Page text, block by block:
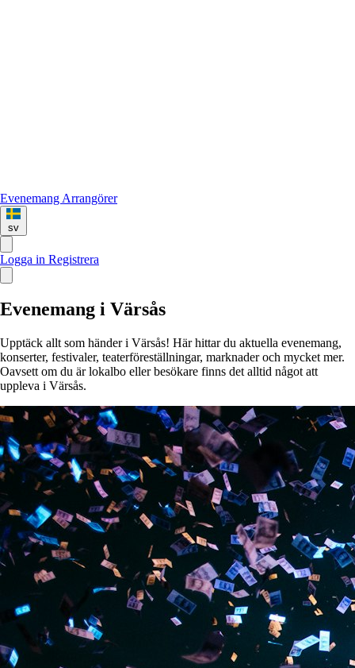
Evenemang Arrangörer
sv
Logga in Registrera
Evenemang i Värsås
Upptäck allt som händer i Värsås! Här hittar du aktuella evenemang,
konserter, festivaler, teaterföreställningar, marknader och mycket mer.
Oavsett om du är lokalbo eller besökare finns det alltid något att
uppleva i Värsås.